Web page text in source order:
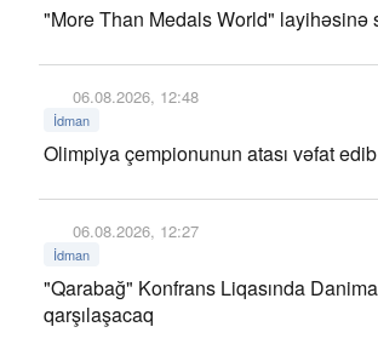
"More Than Medals World" layihəsinə
06.08.2026, 12:48
İdman
Olimpiya çempionunun atası vəfat edib
06.08.2026, 12:27
İdman
"Qarabağ" Konfrans Liqasında
qarşılaşacaq